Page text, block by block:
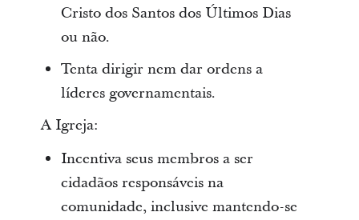
Cristo dos Santos dos Últimos Dias
ou não.
Tenta dirigir nem dar ordens a
líderes governamentais.
A Igreja:
Incentiva seus membros a ser
cidadãos responsáveis na
comunidade, inclusive mantendo-se